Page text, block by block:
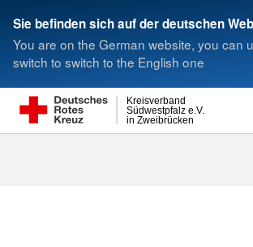
Sie befinden sich auf der deutschen
You are on the German website, you can
switch to switch to the English one
in Zweibrücken
Südwestpfalz e.V.
Kreisverband